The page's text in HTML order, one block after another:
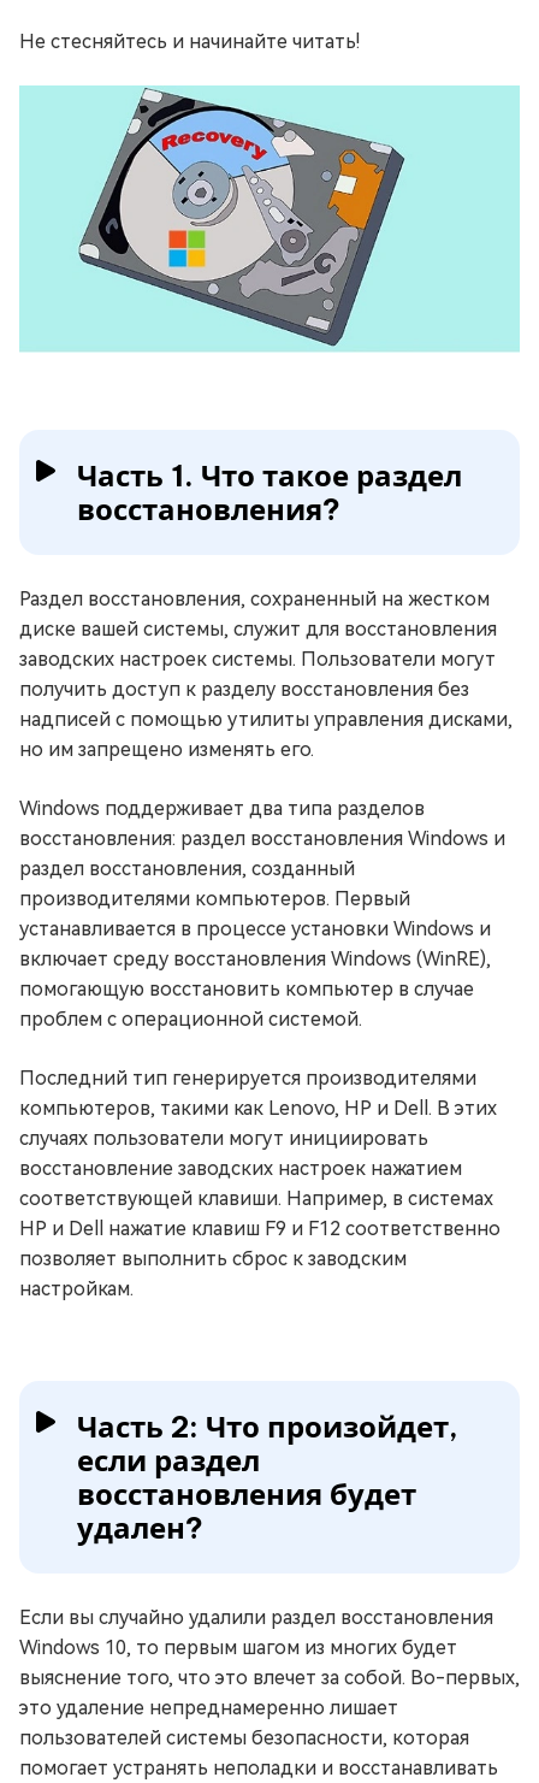
Не стесняйтесь и начинайте читать!
Часть 1. Что такое раздел
восстановления?
Раздел восстановления, сохраненный на жестком
диске вашей системы, служит для восстановления
заводских настроек системы. Пользователи могут
получить доступ к разделу восстановления без
надписей с помощью утилиты управления дисками,
но им запрещено изменять его.
Windows поддерживает два типа разделов
восстановления: раздел восстановления Windows и
раздел восстановления, созданный
производителями компьютеров. Первый
устанавливается в процессе установки Windows и
включает среду восстановления Windows (WinRE),
помогающую восстановить компьютер в случае
проблем с операционной системой.
Последний тип генерируется производителями
компьютеров, такими как Lenovo, HP и Dell. В этих
случаях пользователи могут инициировать
восстановление заводских настроек нажатием
соответствующей клавиши. Например, в системах
HP и Dell нажатие клавиш F9 и F12 соответственно
позволяет выполнить сброс к заводским
настройкам.
Часть 2: Что произойдет,
если раздел
восстановления будет
удален?
Если вы случайно удалили раздел восстановления
Windows 10, то первым шагом из многих будет
выяснение того, что это влечет за собой. Во-первых,
это удаление непреднамеренно лишает
пользователей системы безопасности, которая
помогает устранять неполадки и восстанавливать